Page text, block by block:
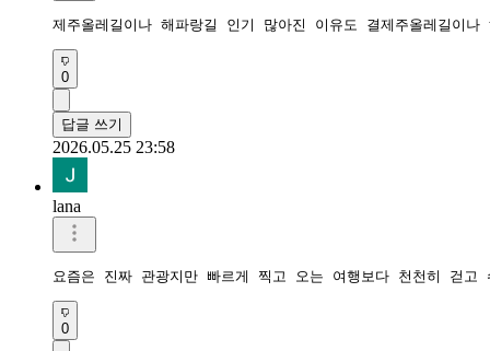
제주올레길이나 해파랑길 인기 많아진 이유도 결제주올레길
0
답글 쓰기
2026.05.25 23:58
lana
요즘은 진짜 관광지만 빠르게 찍고 오는 여행보다 천천히 걷
0